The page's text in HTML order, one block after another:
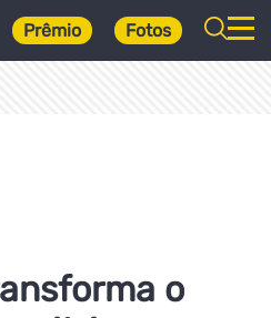
Prêmio Fotos
o